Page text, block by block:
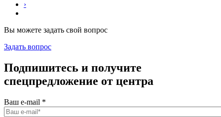
›
Вы можете задать свой вопрос
Задать вопрос
Подпишитесь и получите
спецпредложение от центра
Ваш e-mail *